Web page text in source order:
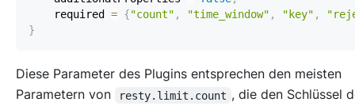
    required
= {"count" , "time_window" , "key" ,
}
Diese Parameter des Plugins entsprechen den meisten
Parametern von
resty.limit.count , die den Schlüssel